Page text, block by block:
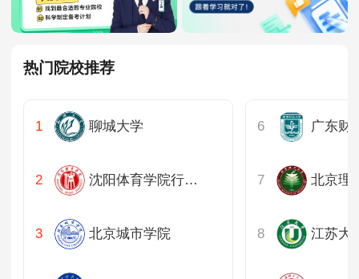
热门院校推荐
聊城大学
沈阳体育学院行政学院
北京城市学院
北京理
江苏大